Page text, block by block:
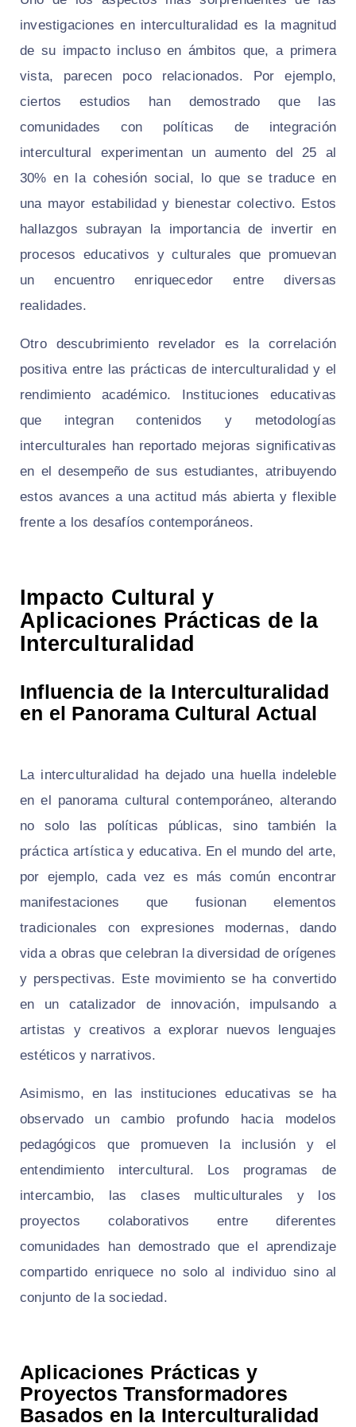
investigaciones en interculturalidad es la magnitud
de su impacto incluso en ámbitos que, a primera
vista, parecen poco relacionados. Por ejemplo,
ciertos estudios han demostrado que las
comunidades con políticas de integración
intercultural experimentan un aumento del 25 al
30% en la cohesión social, lo que se traduce en
una mayor estabilidad y bienestar colectivo. Estos
hallazgos subrayan la importancia de invertir en
procesos educativos y culturales que promuevan
un encuentro enriquecedor entre diversas
realidades.
Otro descubrimiento revelador es la correlación
positiva entre las prácticas de interculturalidad y el
rendimiento académico. Instituciones educativas
que integran contenidos y metodologías
interculturales han reportado mejoras significativas
en el desempeño de sus estudiantes, atribuyendo
estos avances a una actitud más abierta y flexible
frente a los desafíos contemporáneos.
Impacto Cultural y
Aplicaciones Prácticas de la
Interculturalidad
Influencia de la Interculturalidad
en el Panorama Cultural Actual
La interculturalidad ha dejado una huella indeleble
en el panorama cultural contemporáneo, alterando
no solo las políticas públicas, sino también la
práctica artística y educativa. En el mundo del arte,
por ejemplo, cada vez es más común encontrar
manifestaciones que fusionan elementos
tradicionales con expresiones modernas, dando
vida a obras que celebran la diversidad de orígenes
y perspectivas. Este movimiento se ha convertido
en un catalizador de innovación, impulsando a
artistas y creativos a explorar nuevos lenguajes
estéticos y narrativos.
Asimismo, en las instituciones educativas se ha
observado un cambio profundo hacia modelos
pedagógicos que promueven la inclusión y el
entendimiento intercultural. Los programas de
intercambio, las clases multiculturales y los
proyectos colaborativos entre diferentes
comunidades han demostrado que el aprendizaje
compartido enriquece no solo al individuo sino al
conjunto de la sociedad.
Aplicaciones Prácticas y
Proyectos Transformadores
Basados en la Interculturalidad